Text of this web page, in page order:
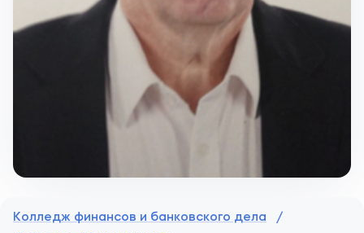
Колледж финансов и банковского дела
/